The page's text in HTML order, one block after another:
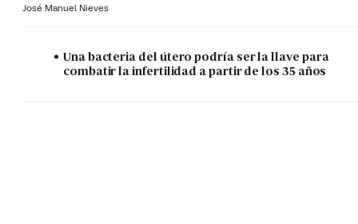
José Manuel Nieves
Una bacteria del útero podría ser la llave para
combatir la infertilidad a partir de los 35 años